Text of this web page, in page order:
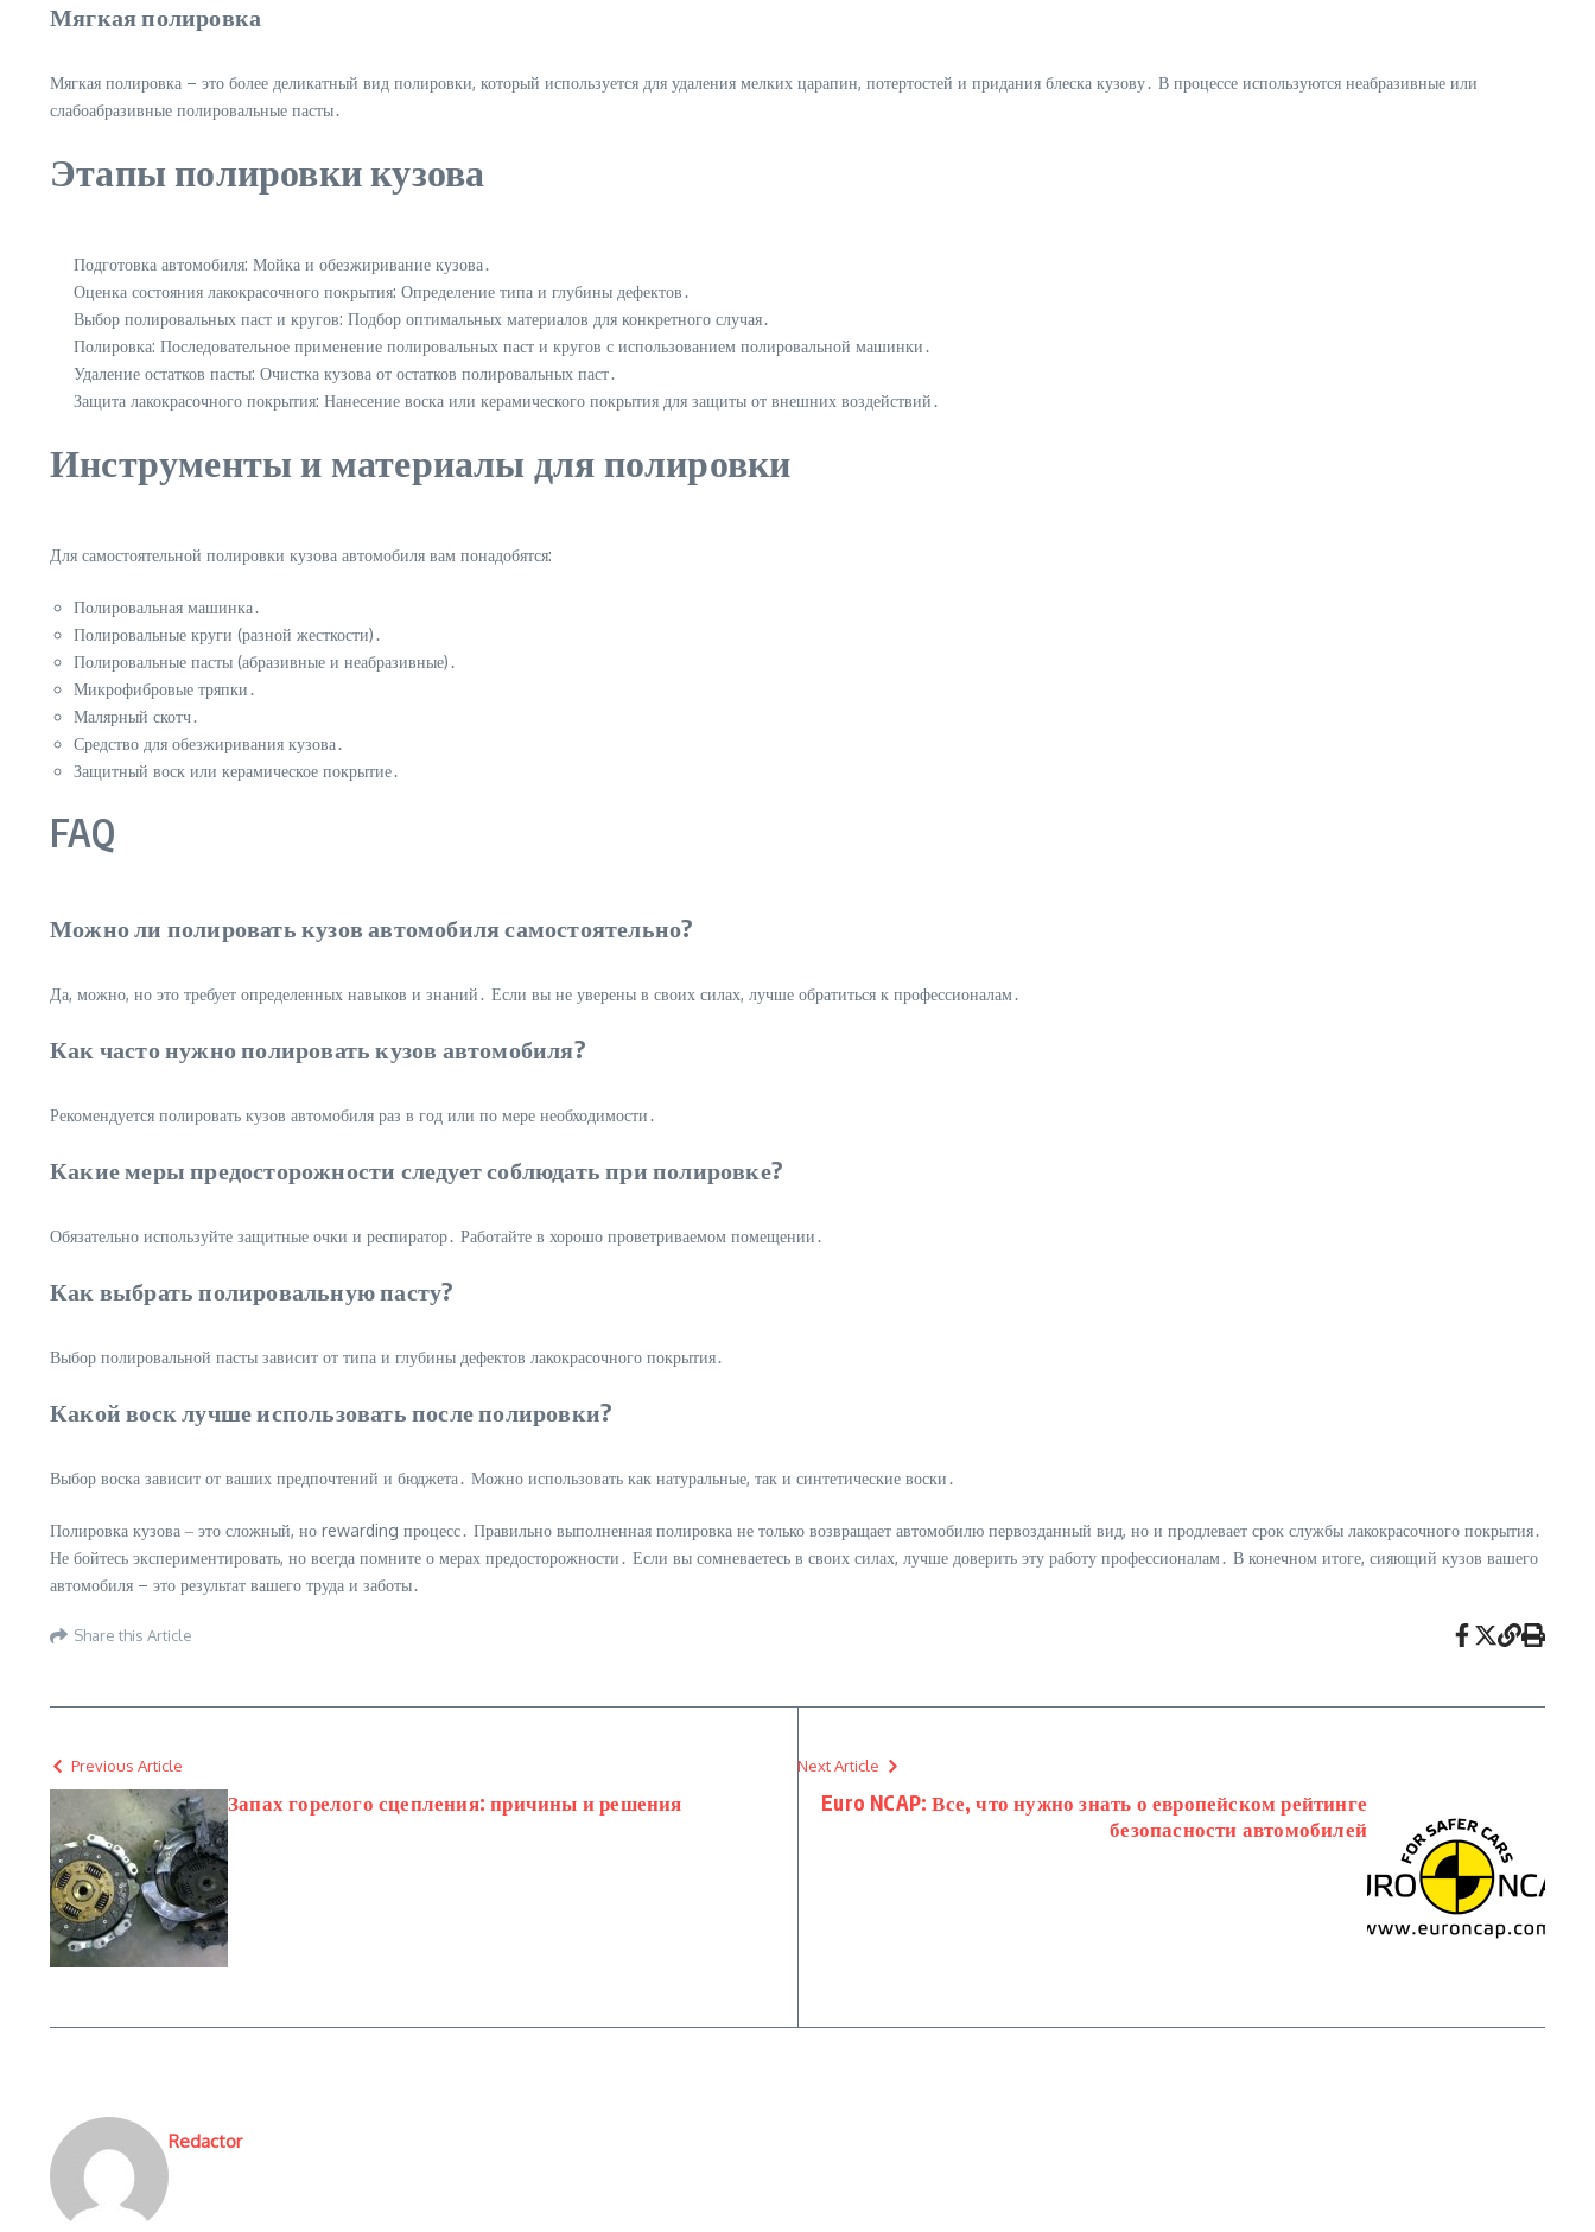
Мягкая полировка
Мягкая полировка – это более деликатный вид полировки, который используется для удаления мелких царапин, потертостей и придания блеска кузову․ В процессе используются неабразивные или
слабоабразивные полировальные пасты․
Этапы полировки кузова
Подготовка автомобиля: Мойка и обезжиривание кузова․
Оценка состояния лакокрасочного покрытия: Определение типа и глубины дефектов․
Выбор полировальных паст и кругов: Подбор оптимальных материалов для конкретного случая․
Полировка: Последовательное применение полировальных паст и кругов с использованием полировальной машинки․
Удаление остатков пасты: Очистка кузова от остатков полировальных паст․
Защита лакокрасочного покрытия: Нанесение воска или керамического покрытия для защиты от внешних воздействий․
Инструменты и материалы для полировки
Для самостоятельной полировки кузова автомобиля вам понадобятся:
Полировальная машинка․
Полировальные круги (разной жесткости)․
Полировальные пасты (абразивные и неабразивные)․
Микрофибровые тряпки․
Малярный скотч․
Средство для обезжиривания кузова․
Защитный воск или керамическое покрытие․
FAQ
Можно ли полировать кузов автомобиля самостоятельно?
Да, можно, но это требует определенных навыков и знаний․ Если вы не уверены в своих силах, лучше обратиться к профессионалам․
Как часто нужно полировать кузов автомобиля?
Рекомендуется полировать кузов автомобиля раз в год или по мере необходимости․
Какие меры предосторожности следует соблюдать при полировке?
Обязательно используйте защитные очки и респиратор․ Работайте в хорошо проветриваемом помещении․
Как выбрать полировальную пасту?
Выбор полировальной пасты зависит от типа и глубины дефектов лакокрасочного покрытия․
Какой воск лучше использовать после полировки?
Выбор воска зависит от ваших предпочтений и бюджета․ Можно использовать как натуральные, так и синтетические воски․
Полировка кузова ‒ это сложный, но rewarding процесс․ Правильно выполненная полировка не только возвращает автомобилю первозданный вид, но и продлевает срок службы лакокрасочного покрытия․
Не бойтесь экспериментировать, но всегда помните о мерах предосторожности․ Если вы сомневаетесь в своих силах, лучше доверить эту работу профессионалам․ В конечном итоге, сияющий кузов вашего
автомобиля – это результат вашего труда и заботы․
Share this Article
Previous Article
Запах горелого сцепления: причины и решения
Next Article
Euro NCAP: Все, что нужно знать о европейском рейтинге
безопасности автомобилей
Redactor